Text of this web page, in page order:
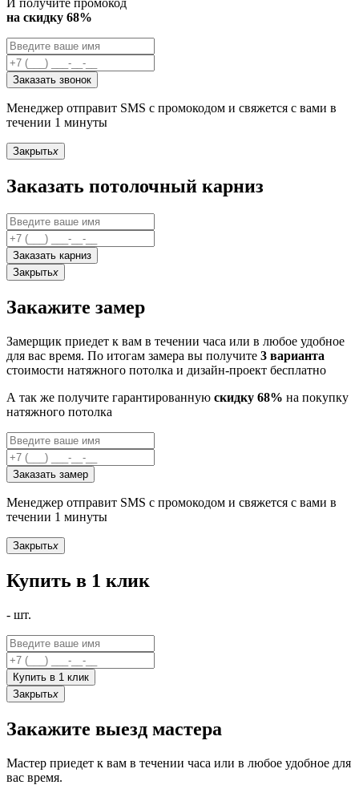
И получите промокод
на скидку 68%
Заказать звонок
Менеджер отправит SMS с промокодом и свяжется с вами в
течении 1 минуты
Закрытьx
Заказать потолочный карниз
Заказать карниз
Закрытьx
Закажите замер
Замерщик приедет к вам в течении часа или в любое удобное
для вас время. По итогам замера вы получите 3 варианта
стоимости натяжного потолка и дизайн-проект бесплатно
А так же получите гарантированную скидку 68% на покупку
натяжного потолка
Заказать замер
Менеджер отправит SMS с промокодом и свяжется с вами в
течении 1 минуты
Закрытьx
Купить в 1 клик
- шт.
Купить в 1 клик
Закрытьx
Закажите выезд мастера
Мастер приедет к вам в течении часа или в любое удобное для
вас время.